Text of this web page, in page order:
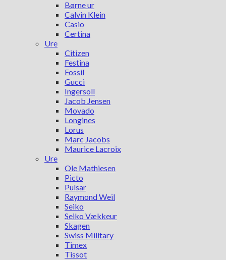
Børne ur
Calvin Klein
Casio
Certina
Ure
Citizen
Festina
Fossil
Gucci
Ingersoll
Jacob Jensen
Movado
Longines
Lorus
Marc Jacobs
Maurice Lacroix
Ure
Ole Mathiesen
Picto
Pulsar
Raymond Weil
Seiko
Seiko Vækkeur
Skagen
Swiss Military
Timex
Tissot